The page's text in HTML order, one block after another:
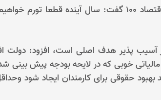
عباس پاپی زاده عضو هیات رئیسه مجلس درگفتگو با اقتصاد 100 گفت: سال
رسیده که انتظار داریم چیزی حدود 32 درصد بهبود حقوقی برای کارمندان